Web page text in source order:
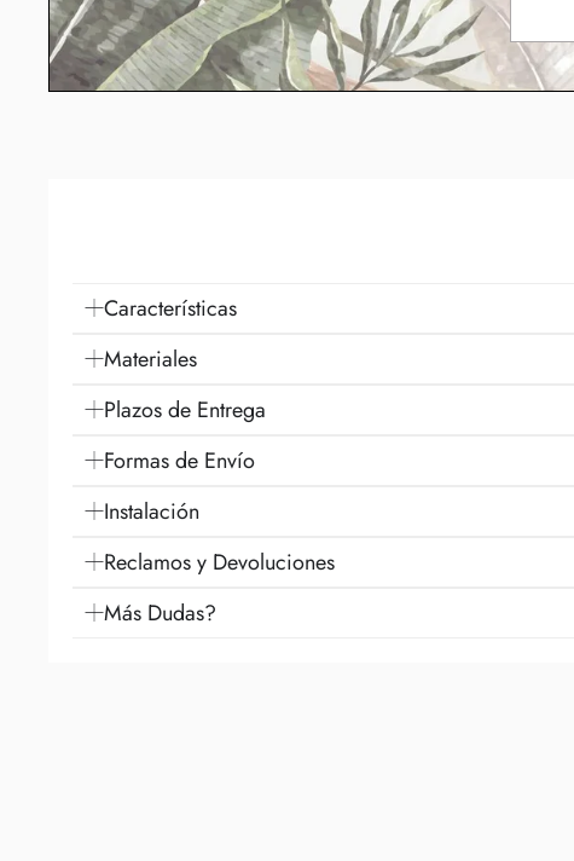
Características
Materiales
Plazos de Entrega
Formas de Envío
Instalación
Reclamos y Devoluciones
Más Dudas?